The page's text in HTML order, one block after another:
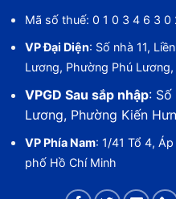
Mã số thuế: 0 1 0 3 4 6 3 0
VP Đại Diện: Số nhà 11,
Lương, Phường Phú
VPGD Sau sắp nhập: Số
Lương, Phường Kiến
VP Phía Nam: 1/41 Tổ 4,
phố Hồ Chí Minh